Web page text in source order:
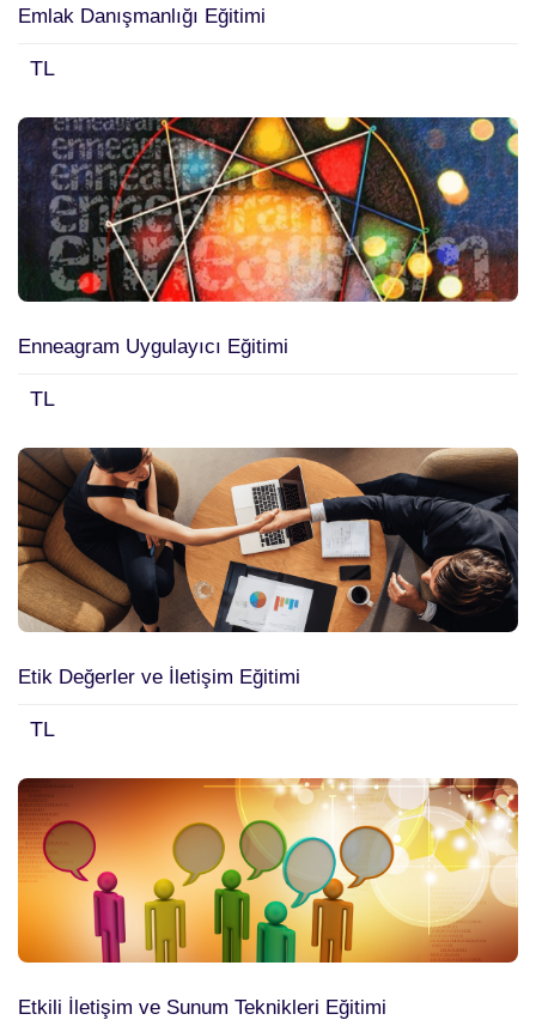
Emlak Danışmanlığı Eğitimi
TL
Enneagram Uygulayıcı Eğitimi
TL
Etik Değerler ve İletişim Eğitimi
TL
Etkili İletişim ve Sunum Teknikleri Eğitimi